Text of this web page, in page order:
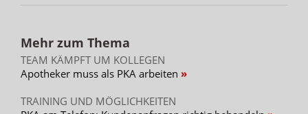
Mehr zum Thema
TEAM KÄMPFT UM KOLLEGEN
Apotheker muss als PKA arbeiten
TRAINING UND MÖGLICHKEITEN